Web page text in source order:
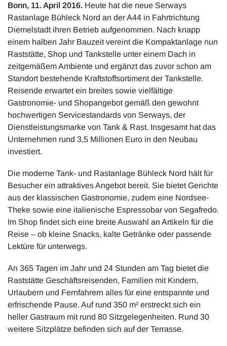
Bonn, 11. April 2016. Heute hat die neue Serways
Rastanlage Bühleck Nord an der A44 in Fahrtrichtung
Diemelstadt ihren Betrieb aufgenommen. Nach knapp
einem halben Jahr Bauzeit vereint die Kompaktanlage nun
Raststätte, Shop und Tankstelle unter einem Dach in
zeitgemäßem Ambiente und ergänzt das zuvor schon am
Standort bestehende Kraftstoffsortiment der Tankstelle.
Reisende erwartet ein breites sowie vielfältige
Gastronomie- und Shopangebot gemäß den gewohnt
hochwertigen Servicestandards von Serways, der
Dienstleistungsmarke von Tank & Rast. Insgesamt hat das
Unternehmen rund 3,5 Millionen Euro in den Neubau
investiert.
Die moderne Tank- und Rastanlage Bühleck Nord hält für
Besucher ein attraktives Angebot bereit. Sie bietet Gerichte
aus der klassischen Gastronomie, zudem eine Nordsee-
Theke sowie eine italienische Espressobar von Segafredo.
Im Shop findet sich eine breite Auswahl an Artikeln für die
Reise – ob kleine Snacks, kalte Getränke oder passende
Lektüre für unterwegs.
An 365 Tagen im Jahr und 24 Stunden am Tag bietet die
Raststätte Geschäftsreisenden, Familien mit Kindern,
Urlaubern und Fernfahrern alles für eine entspannte und
erfrischende Pause. Auf rund 350 m² erstreckt sich ein
heller Gastraum mit rund 80 Sitzgelegenheiten. Rund 30
weitere Sitzplätze befinden sich auf der Terrasse.